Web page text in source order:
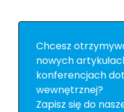
Chcesz
nowych
konferencjach
wewnętrznej?
Zapisz się do